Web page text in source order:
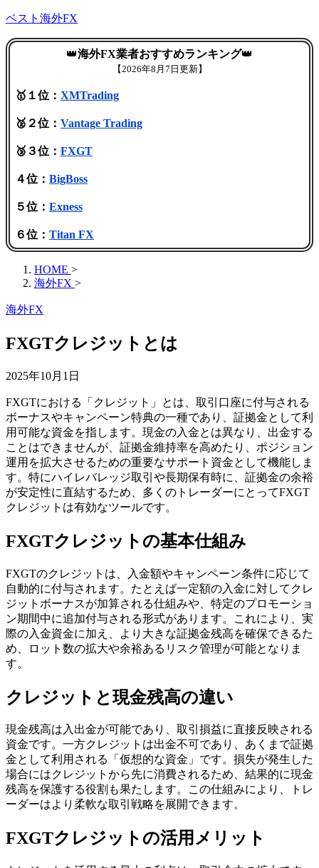
ベスト海外FX
👑海外FX業者おすすめランキング👑
【2026年8月7日更新】
🥇１位： XMTrading
🥈２位： Vantage Trading
🥉３位： FXGT
４位： BigBoss
５位： Exness
６位： Titan FX
HOME >
海外FX >
海外FX
FXGTクレジットとは
2025年10月1日
FXGTにおける「クレジット」とは、取引口座に付与される
ボーナスやキャンペーン特典の一種であり、証拠金として利
用可能な資金を指します。現金の入金とは異なり、出金する
ことはできませんが、証拠金維持率を高めたり、ポジション
運用を拡大させるための重要なサポート資金として機能しま
す。特にハイレバレッジ取引や長期保有時に、証拠金の余裕
が安定性に直結するため、多くのトレーダーにとってFXGT
クレジットは有効なツールです。
FXGTクレジットの基本仕組み
FXGTのクレジットは、入金額やキャンペーン条件に応じて
自動的に付与されます。たとえば一定額の入金に対してクレ
ジットボーナスが加算される仕組みや、特定のプロモーショ
ン期間中に追加付与される形式があります。これにより、実
際の入金資金に加え、より大きな証拠金残高を確保できるた
め、ロット数の拡大や余裕あるリスク管理が可能となりま
す。
クレジットと現金残高の違い
現金残高は入出金が可能であり、取引損益に直接反映される
資金です。一方クレジットは出金不可であり、あくまで証拠
金として利用される「仮想的な資金」です。損失が発生した
場合にはクレジットから先に消費されるため、結果的に現金
残高を保護する役割も果たします。この仕組みにより、トレ
ーダーはより柔軟な取引戦略を展開できます。
FXGTクレジットの活用メリット